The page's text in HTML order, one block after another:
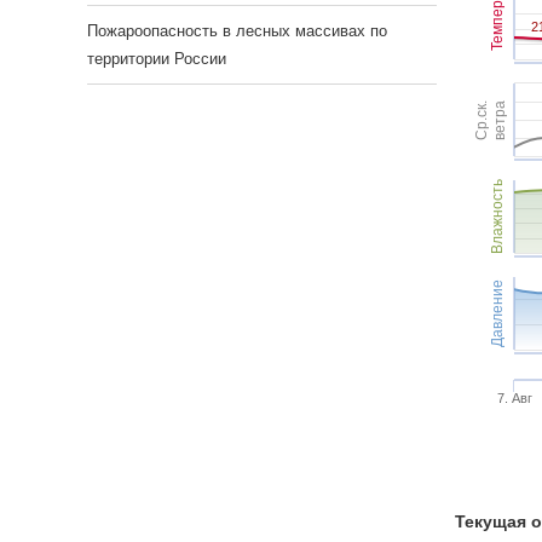
Темпер.
Ср.ск.ветра
Влажность
Давление
7. Авг
Текущая
Пожароопасность в лесных массивах по
территории России